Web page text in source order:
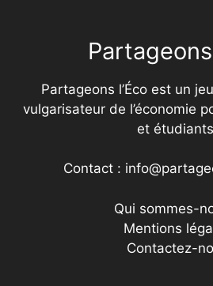
Partageons
Partageons l’Éco est un
vulgarisateur de l’économie
et
Contact :
Qui sommes-
Mentions
Contactez-